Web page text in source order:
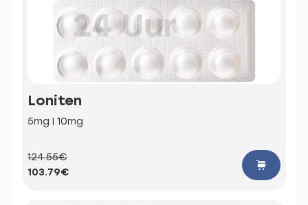
Loniten
5mg | 10mg
124.55€
103.79€